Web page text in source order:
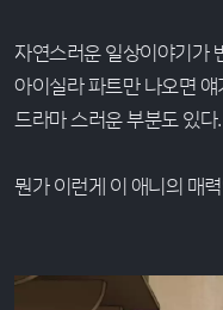
자연스러운 일상이야기가
아이실라 파트만 나오면
드라마 스러운 부분도 있다.
뭔가 이런게 이 애니의 매